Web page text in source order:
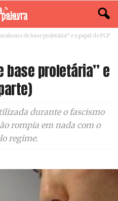
de base proletária” e o papel do PCP
base proletária” e
durante o fascismo
rompia em nada com o
regime.